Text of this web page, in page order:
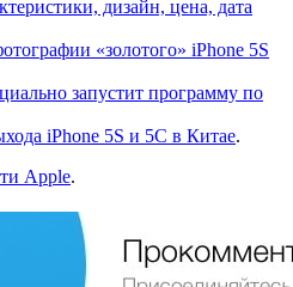
дизайн, цена, дата
«золотого» iPhone 5S
запустит программу по
iPhone 5S и 5C в Китае.
Apple.